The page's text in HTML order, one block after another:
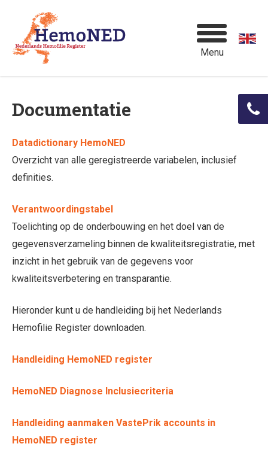
Documentatie
Datadictionary HemoNED
Overzicht van alle geregistreerde variabelen, inclusief
definities.
Verantwoordingstabel
Toelichting op de onderbouwing en het doel van de
gegevensverzameling binnen de kwaliteitsregistratie, met
inzicht in het gebruik van de gegevens voor
kwaliteitsverbetering en transparantie.
Hieronder kunt u de handleiding bij het Nederlands
Hemofilie Register downloaden.
Handleiding HemoNED register
HemoNED Diagnose Inclusiecriteria
Handleiding aanmaken VastePrik accounts in
HemoNED register
Menu